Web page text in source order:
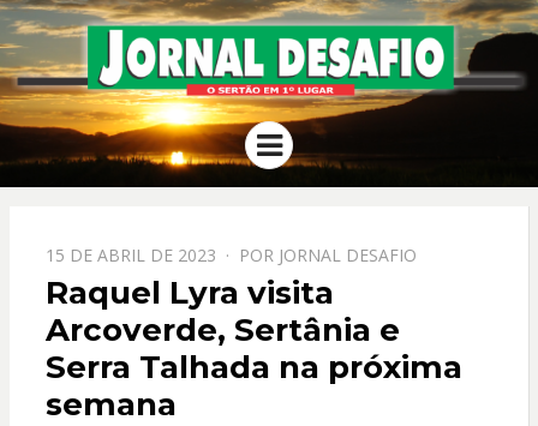
JORNAL
DESAFIO
O Sertão em 1º Lugar
Menu
PPOSTADO
EM
15 DE ABRIL DE 2023 POR JORNAL DESAFIO
Raquel Lyra visita
Arcoverde, Sertânia e
Serra Talhada na próxima
semana